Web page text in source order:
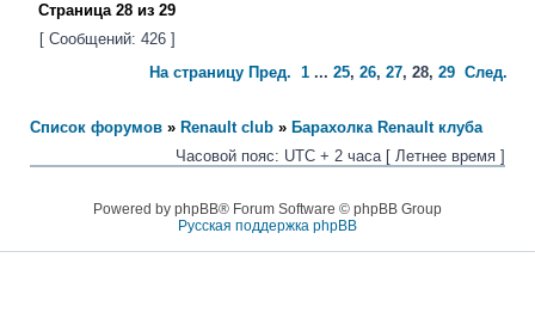
Страница 28 из 29
[ Сообщений: 426 ]
На страницу Пред. 1 ... 25, 26, 27, 28, 29 След.
Список форумов » Renault club » Барахолка Renault клуба
Часовой пояс: UTC + 2 часа [ Летнее время ]
Powered by phpBB® Forum Software © phpBB Group
Русская поддержка phpBB